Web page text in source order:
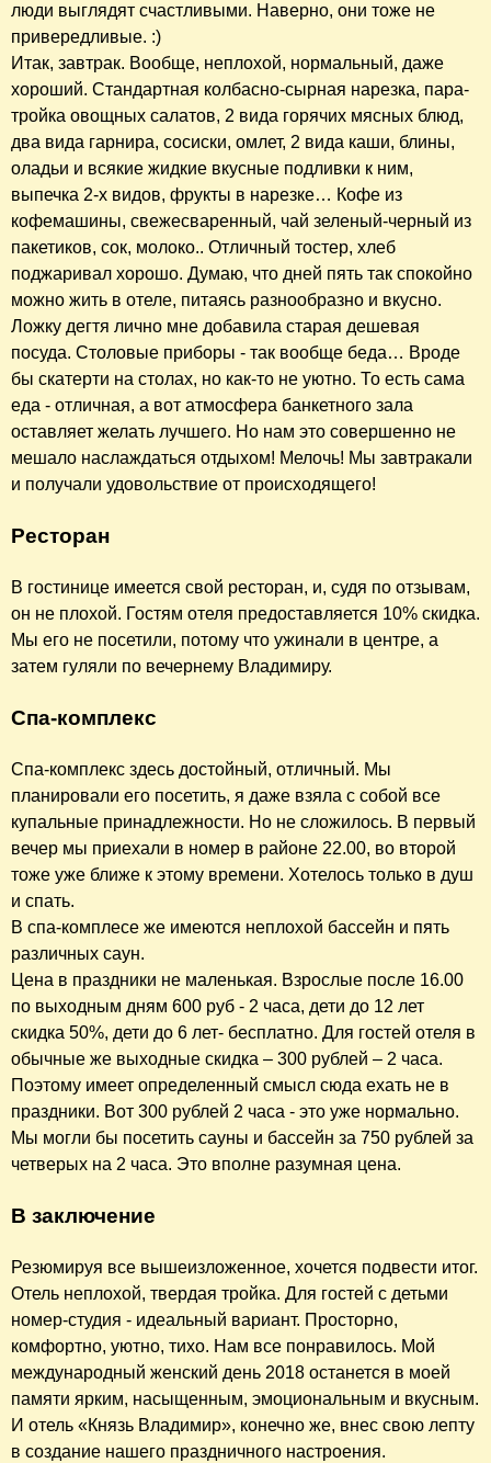
люди выглядят счастливыми. Наверно, они тоже не
привередливые. :)
Итак, завтрак. Вообще, неплохой, нормальный, даже
хороший. Стандартная колбасно-сырная нарезка, пара-
тройка овощных салатов, 2 вида горячих мясных блюд,
два вида гарнира, сосиски, омлет, 2 вида каши, блины,
оладьи и всякие жидкие вкусные подливки к ним,
выпечка 2-х видов, фрукты в нарезке… Кофе из
кофемашины, свежесваренный, чай зеленый-черный из
пакетиков, сок, молоко.. Отличный тостер, хлеб
поджаривал хорошо. Думаю, что дней пять так спокойно
можно жить в отеле, питаясь разнообразно и вкусно.
Ложку дегтя лично мне добавила старая дешевая
посуда. Столовые приборы - так вообще беда… Вроде
бы скатерти на столах, но как-то не уютно. То есть сама
еда - отличная, а вот атмосфера банкетного зала
оставляет желать лучшего. Но нам это совершенно не
мешало наслаждаться отдыхом! Мелочь! Мы завтракали
и получали удовольствие от происходящего!
Ресторан
В гостинице имеется свой ресторан, и, судя по отзывам,
он не плохой. Гостям отеля предоставляется 10% скидка.
Мы его не посетили, потому что ужинали в центре, а
затем гуляли по вечернему Владимиру.
Спа-комплекс
Спа-комплекс здесь достойный, отличный. Мы
планировали его посетить, я даже взяла с собой все
купальные принадлежности. Но не сложилось. В первый
вечер мы приехали в номер в районе 22.00, во второй
тоже уже ближе к этому времени. Хотелось только в душ
и спать.
В спа-комплесе же имеются неплохой бассейн и пять
различных саун.
Цена в праздники не маленькая. Взрослые после 16.00
по выходным дням 600 руб - 2 часа, дети до 12 лет
скидка 50%, дети до 6 лет- бесплатно. Для гостей отеля в
обычные же выходные скидка – 300 рублей – 2 часа.
Поэтому имеет определенный смысл сюда ехать не в
праздники. Вот 300 рублей 2 часа - это уже нормально.
Мы могли бы посетить сауны и бассейн за 750 рублей за
четверых на 2 часа. Это вполне разумная цена.
В заключение
Резюмируя все вышеизложенное, хочется подвести итог.
Отель неплохой, твердая тройка. Для гостей с детьми
номер-студия - идеальный вариант. Просторно,
комфортно, уютно, тихо. Нам все понравилось. Мой
международный женский день 2018 останется в моей
памяти ярким, насыщенным, эмоциональным и вкусным.
И отель «Князь Владимир», конечно же, внес свою лепту
в создание нашего праздничного настроения.